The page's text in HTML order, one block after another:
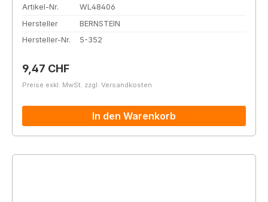
Artikel-Nr.
WL48406
Hersteller
BERNSTEIN
Hersteller-Nr.
5-352
Regulärer Preis:
9,47 CHF
Preise exkl. MwSt. zzgl. Versandkosten
In den Warenkorb